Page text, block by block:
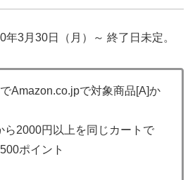
3月30日（月）～ 終了日未定。
Amazon.co.jpで対象商品[A]か
ら2000円以上を同じカートで
ポイント